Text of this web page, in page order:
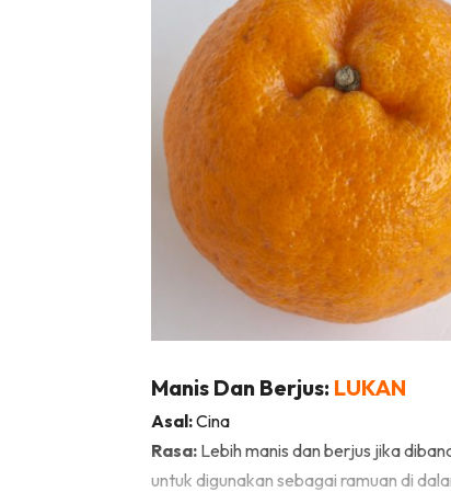
Manis Dan Berjus: LUKAN
Asal:Cina
Rasa: Lebih manis dan berjus jika
untuk digunakan sebagai ramuan di